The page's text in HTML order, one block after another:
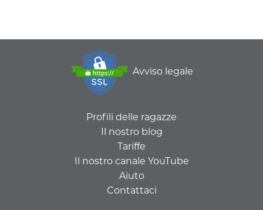
Avviso legale
Profili delle ragazze
Il nostro blog
Tariffe
Il nostro canale YouTube
Aiuto
Contattaci